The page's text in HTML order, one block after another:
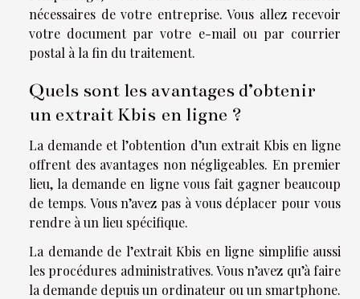
nécessaires de votre entreprise. Vous allez recevoir
votre document par votre e-mail ou par courrier
postal à la fin du traitement.
Quels sont les avantages d’obtenir
un extrait Kbis en ligne ?
La demande et l’obtention d’un extrait Kbis en ligne
offrent des avantages non négligeables. En premier
lieu, la demande en ligne vous fait gagner beaucoup
de temps. Vous n’avez pas à vous déplacer pour vous
rendre à un lieu spécifique.
La demande de l’extrait Kbis en ligne simplifie aussi
les procédures administratives. Vous n’avez qu’à faire
la demande depuis un ordinateur ou un smartphone.